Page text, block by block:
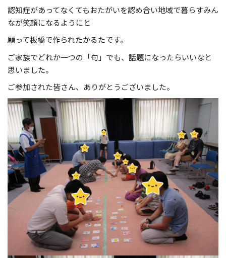
認知症があってなくてもおたがいを認め合い地域で暮らすみん
なが笑顔になるようにと
願って板橋で作られたかるたです。
ご家族でどれか一つの「句」でも、話題になったらいいなと
思いました。
ご参加された皆さん、ありがとうございました。